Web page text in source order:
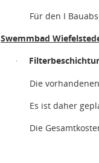
Für den I
Swemmbad
·
Die
Es ist daher
Die